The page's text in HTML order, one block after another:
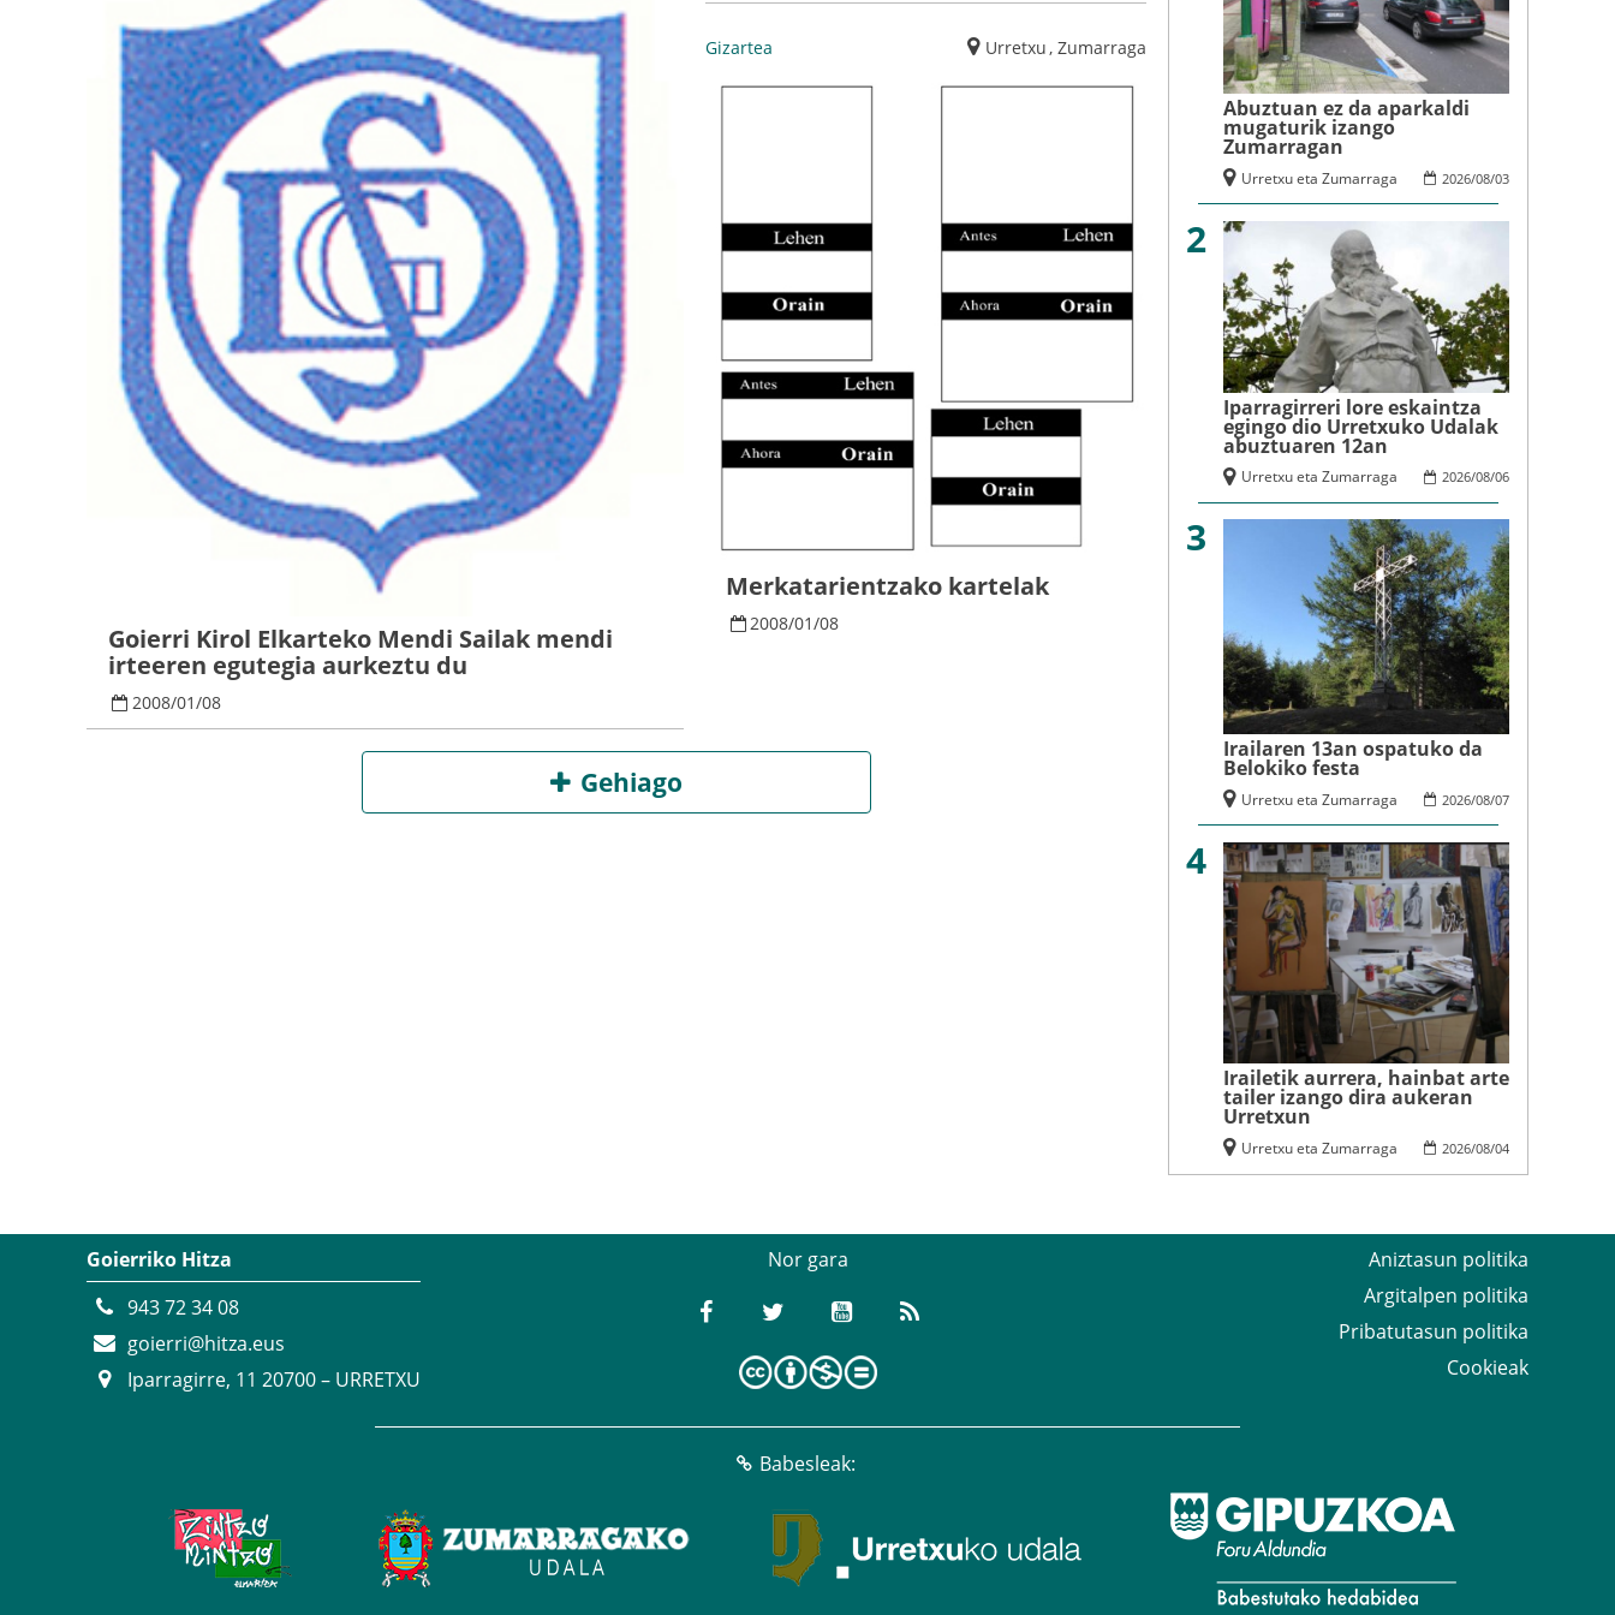
Goierri Kirol Elkarteko Mendi Sailak mendi
irteeren egutegia aurkeztu du
2008/01/08
Gizartea Urretxu , Zumarraga
Merkatarientzako kartelak
2008/01/08
Gehiago
Abuztuan ez da aparkaldi
mugaturik izango
Zumarragan
2026/08/03
Urretxu eta Zumarraga
2
Iparragirreri lore eskaintza
egingo dio Urretxuko Udalak
abuztuaren 12an
2026/08/06
Urretxu eta Zumarraga
3
Irailaren 13an ospatuko da
Belokiko festa
2026/08/07
Urretxu eta Zumarraga
4
Irailetik aurrera, hainbat arte
tailer izango dira aukeran
Urretxun
2026/08/04
Urretxu eta Zumarraga
Goierriko Hitza
943 72 34 08
goierri@hitza.eus
Iparragirre, 11 20700 – URRETXU
Nor gara
Aniztasun politika
Argitalpen politika
Pribatutasun politika
Cookieak
Babesleak: